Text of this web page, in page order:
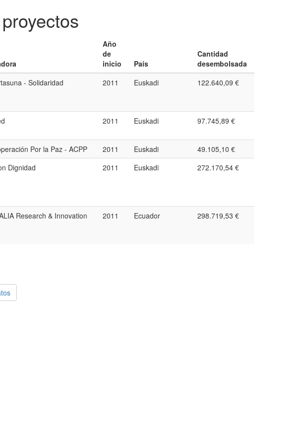
Año
de
inicio
País
Cantidad
desembolsada
- Solidaridad
2011 Euskadi 122.640,09 €
2011 Euskadi 97.745,89 €
Por la Paz - ACPP 2011 Euskadi
49.105,10 €
Dignidad 2011 Euskadi 272.170,54 €
Research & Innovation 2011 Ecuador 298.719,53 €